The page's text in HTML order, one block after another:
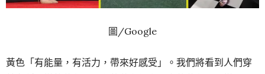
圖/Google
黃色「有能量，有活力，帶來好感受」。我們將看到人們穿